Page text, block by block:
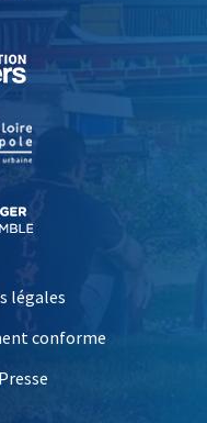
, Ouvre une nouvelle
, Ouvre une nouvelle
légales
conforme
Presse